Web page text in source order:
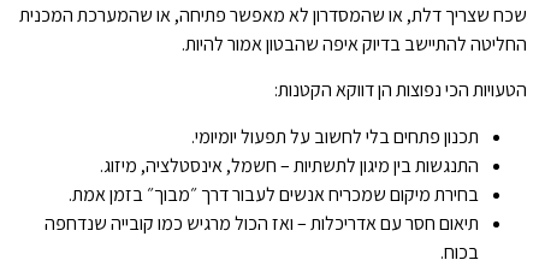
שכח שצריך דלת, או שהמסדרון לא מאפשר פתיחה, או שהמערכת המכנית
החליטה להתיישב בדיוק איפה שהבטון אמור להיות.
הטעויות הכי נפוצות הן דווקא הקטנות:
תכנון פתחים בלי לחשוב על תפעול יומיומי.
התנגשות בין מיגון לתשתיות – חשמל, אינסטלציה, מיזוג.
בחירת מיקום שמכריח אנשים לעבור דרך ״מבוך״ בזמן אמת.
תיאום חסר עם אדריכלות – ואז הכול מרגיש כמו קובייה שנדחפה
בכוח.